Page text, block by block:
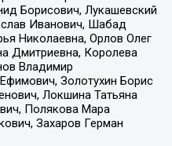
Борисович, Лукашевский
Иванович, Шабад
Николаевна, Орлов Олег
Дмитриевна, Королева
Владимир
Золотухин Борис
Локшина Татьяна
Полякова Мара
Захаров Герман